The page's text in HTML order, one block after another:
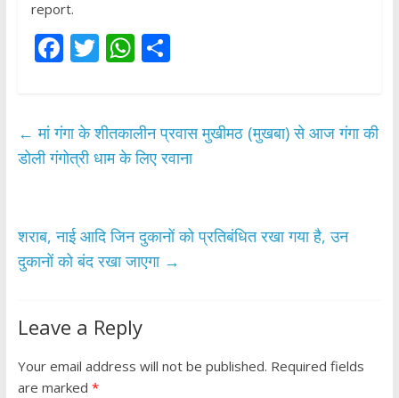
report.
F
b
o
k
T
er
W
s
A
S
e
← मां गंगा के शीतकालीन प्रवास मुखीमठ (मुखबा) से आज गंगा की
डोली गंगोत्री धाम के लिए रवाना
शराब, नाई आदि जिन दुकानों को प्रतिबंधित रखा गया है, उन
दुकानों को बंद रखा जाएगा →
Leave a Reply
Your email address will not be published. Required fields
are marked *